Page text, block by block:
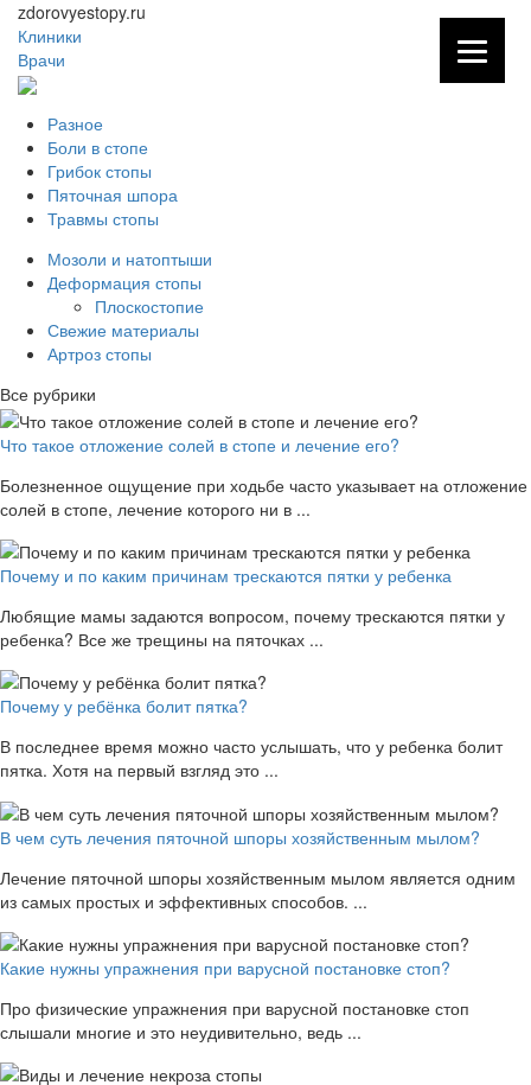
zdorovyestopy.ru
Клиники
Врачи
Разное
Боли в стопе
Грибок стопы
Пяточная шпора
Травмы стопы
Мозоли и натоптыши
Деформация стопы
Плоскостопие
Свежие материалы
Артроз стопы
Все рубрики
Что такое отложение солей в стопе и лечение его?
Болезненное ощущение при ходьбе часто указывает на отложение
солей в стопе, лечение которого ни в ...
Почему и по каким причинам трескаются пятки у ребенка
Любящие мамы задаются вопросом, почему трескаются пятки у
ребенка? Все же трещины на пяточках ...
Почему у ребёнка болит пятка?
В последнее время можно часто услышать, что у ребенка болит
пятка. Хотя на первый взгляд это ...
В чем суть лечения пяточной шпоры хозяйственным мылом?
Лечение пяточной шпоры хозяйственным мылом является одним
из самых простых и эффективных способов. ...
Какие нужны упражнения при варусной постановке стоп?
Про физические упражнения при варусной постановке стоп
слышали многие и это неудивительно, ведь ...